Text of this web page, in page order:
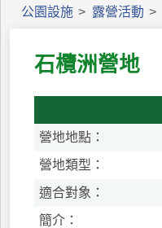
公園設施 > 露營活動 >
石欖洲營地
營地地點：
營地類型：
適合對象：
簡介：